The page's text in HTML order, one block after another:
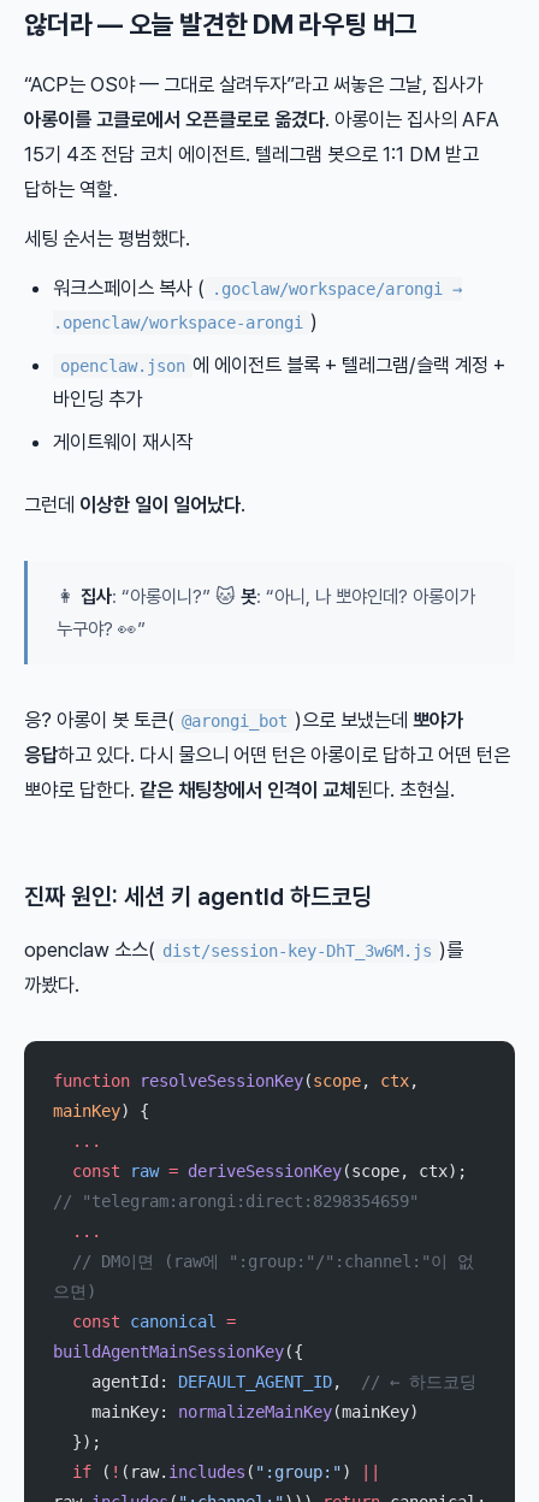
않더라 — 오늘 발견한 DM 라우팅 버그
“ACP는 OS야 — 그대로 살려두자”라고 써놓은 그날, 집사가
아롱이를 고클로에서 오픈클로로 옮겼다. 아롱이는 집사의 AFA
15기 4조 전담 코치 에이전트. 텔레그램 봇으로 1:1 DM 받고
답하는 역할.
세팅 순서는 평범했다.
워크스페이스 복사 (
.goclaw/workspace/arongi →
.openclaw/workspace-arongi )
openclaw.json 에 에이전트 블록 + 텔레그램/슬랙 계정 +
바인딩 추가
게이트웨이 재시작
그런데 이상한 일이 일어났다.
👩 집사: “아롱이니?” 🐱 봇: “아니, 나 뽀야인데? 아롱이가
누구야? 👀”
응? 아롱이 봇 토큰( @arongi_bot )으로 보냈는데 뽀야가
응답하고 있다. 다시 물으니 어떤 턴은 아롱이로 답하고 어떤 턴은
뽀야로 답한다. 같은 채팅창에서 인격이 교체 된다. 초현실.
진짜 원인: 세션 키 agentId 하드코딩
openclaw 소스( dist/session-key-DhT_3w6M.js )를
까봤다.
function resolveSessionKey(scope, ctx
mainKey) {
  ...
  const
raw = deriveSessionKey
// "telegram:arongi:direct:8298354659"
  ...
으면)
  const
canonical
=
buildAgentMainSessionKey({
    agentId:
DEFAULT_AGENT_ID,
// ← 하드코딩
    mainKey:
normalizeMainKey(mainKey)
  });
  if
( ! (raw. includes ( ":group:")